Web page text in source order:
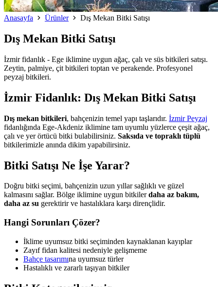
Anasayfa Ürünler Dış Mekan Bitki Satışı
Dış Mekan Bitki Satışı
İzmir fidanlık - Ege iklimine uygun ağaç, çalı ve süs bitkileri satışı.
Zeytin, palmiye, çit bitkileri toptan ve perakende. Profesyonel
peyzaj bitkileri.
İzmir Fidanlık: Dış Mekan Bitki Satışı
Dış mekan bitkileri, bahçenizin temel yapı taşlarıdır. İzmir Peyzaj
fidanlığında Ege-Akdeniz iklimine tam uyumlu yüzlerce çeşit ağaç,
çalı ve yer örtücü bitki bulabilirsiniz. Saksıda ve topraklı tüplü
bitkilerimizle anında dikim yapabilirsiniz.
Bitki Satışı Ne İşe Yarar?
Doğru bitki seçimi, bahçenizin uzun yıllar sağlıklı ve güzel
kalmasını sağlar. Bölge iklimine uygun bitkilerdaha az bakım,
daha az su gerektirir ve hastalıklara karşı dirençlidir.
Hangi Sorunları Çözer?
İklime uyumsuz bitki seçiminden kaynaklanan kayıplar
Zayıf fidan kalitesi nedeniyle gelişmeme
Bahçe tasarımına uyumsuz türler
Hastalıklı ve zararlı taşıyan bitkiler